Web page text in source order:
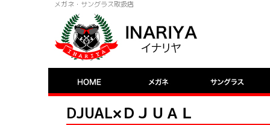
メガネ・サングラス取扱店
DJUAL×ＤＪＵＡＬ